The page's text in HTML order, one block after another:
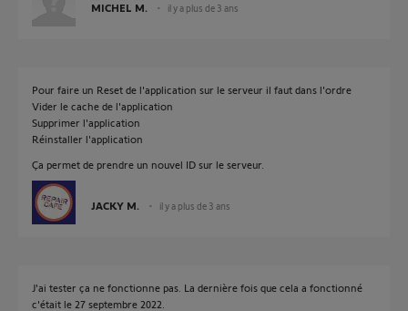
MICHEL M. il y a plus de 3 ans
Pour faire un Reset de l'application sur le serveur il faut dans l'ordre
Vider le cache de l'application
Supprimer l'application
Réinstaller l'application
Ça permet de prendre un nouvel ID sur le serveur.
JACKY M. il y a plus de 3 ans
J'ai tester ça ne fonctionne pas. La dernière fois que cela a fonctionné
c'était le 27 septembre 2022.